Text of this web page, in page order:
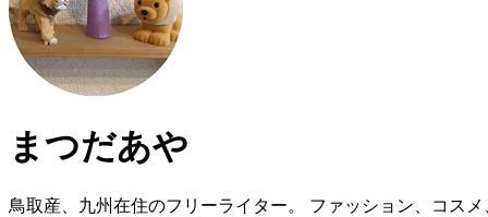
まつだあや
鳥取産、九州在住のフリーライター。 ファッション、コス